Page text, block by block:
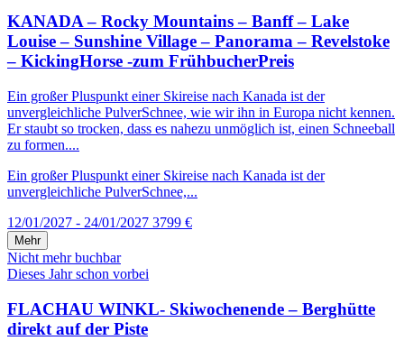
KANADA – Rocky Mountains – Banff – Lake
Louise – Sunshine Village – Panorama – Revelstoke
– KickingHorse -zum FrühbucherPreis
Ein großer Pluspunkt einer Skireise nach Kanada ist der
unvergleichliche PulverSchnee, wie wir ihn in Europa nicht kennen.
Er staubt so trocken, dass es nahezu unmöglich ist, einen Schneeball
zu formen....
Ein großer Pluspunkt einer Skireise nach Kanada ist der
unvergleichliche PulverSchnee,...
12/01/2027 - 24/01/2027 3799 €
Mehr
Nicht mehr buchbar
Dieses Jahr schon vorbei
FLACHAU WINKL- Skiwochenende – Berghütte
direkt auf der Piste